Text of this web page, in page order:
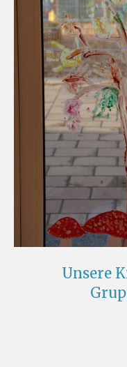
Unsere